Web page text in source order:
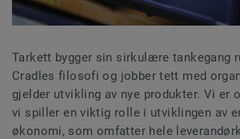
Tarkett bygger sin sirkulære tankegang
Cradles filosofi og jobber tett med
gjelder utvikling av nye produkter. Vi er
vi spiller en viktig rolle i utviklingen av
økonomi, som omfatter hele